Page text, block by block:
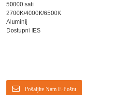
50000 sati
2700K/4000K/6500K
Aluminij
Dostupni IES
Pošaljite Nam E-Poštu